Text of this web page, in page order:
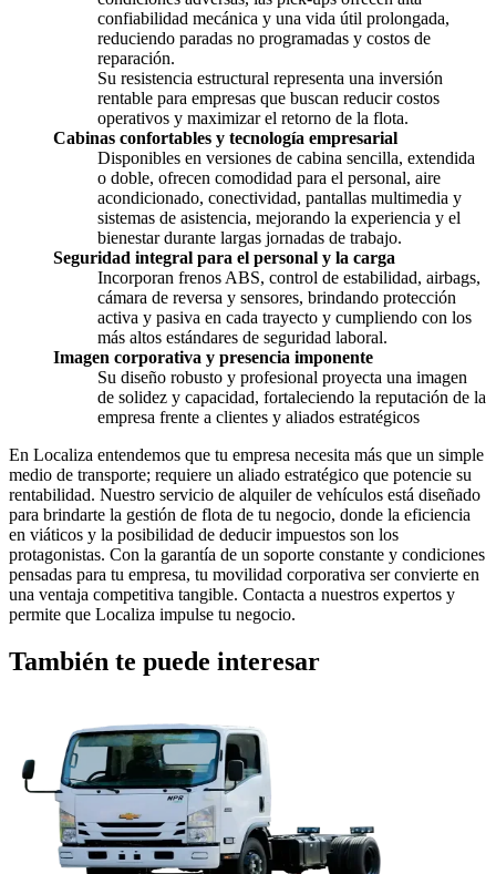
confiabilidad mecánica y una vida útil prolongada,
reduciendo paradas no programadas y costos de
reparación.
Su resistencia estructural representa una inversión
rentable para empresas que buscan reducir costos
operativos y maximizar el retorno de la flota.
Cabinas confortables y tecnología empresarial
Disponibles en versiones de cabina sencilla, extendida
o doble, ofrecen comodidad para el personal, aire
acondicionado, conectividad, pantallas multimedia y
sistemas de asistencia, mejorando la experiencia y el
bienestar durante largas jornadas de trabajo.
Seguridad integral para el personal y la carga
Incorporan frenos ABS, control de estabilidad, airbags,
cámara de reversa y sensores, brindando protección
activa y pasiva en cada trayecto y cumpliendo con los
más altos estándares de seguridad laboral.
Imagen corporativa y presencia imponente
Su diseño robusto y profesional proyecta una imagen
de solidez y capacidad, fortaleciendo la reputación de la
empresa frente a clientes y aliados estratégicos
En Localiza entendemos que tu empresa necesita más que un simple
medio de transporte; requiere un aliado estratégico que potencie su
rentabilidad. Nuestro servicio de alquiler de vehículos está diseñado
para brindarte la gestión de flota de tu negocio, donde la eficiencia
en viáticos y la posibilidad de deducir impuestos son los
protagonistas. Con la garantía de un soporte constante y condiciones
pensadas para tu empresa, tu movilidad corporativa ser convierte en
una ventaja competitiva tangible. Contacta a nuestros expertos y
permite que Localiza impulse tu negocio.
También te puede interesar